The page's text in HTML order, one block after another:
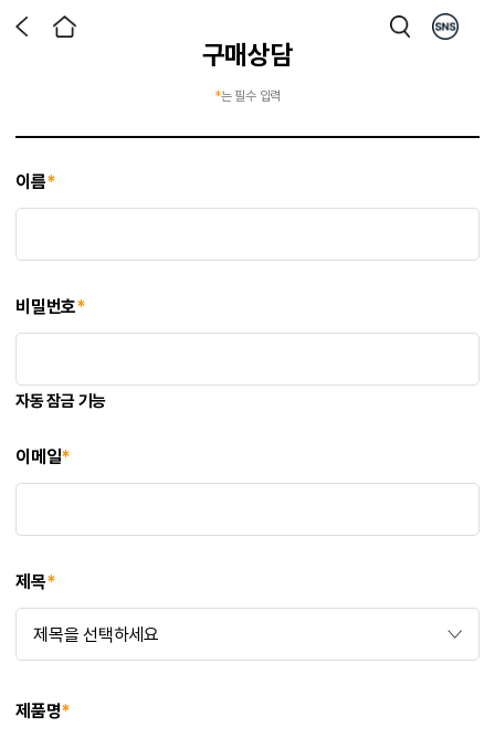
구매상담
*는 필수 입력
이름*
비밀번호*
자동 잠금 기능
이메일*
제목*
제품명*